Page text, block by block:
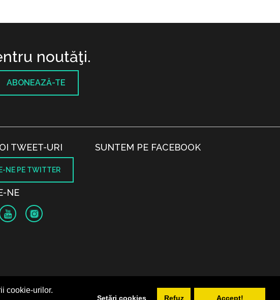
cookie-urilor.
Setări cookies Refuz Accept!
noutăţi.
ABONEAZĂ-TE
TWEET-URI
NE PE TWITTER
NE
SUNTEM PE FACEBOOK